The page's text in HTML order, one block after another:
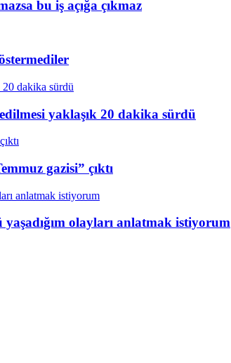
bu iş açığa çıkmaz
yaklaşık 20 dakika sürdü
gazisi” çıktı
olayları anlatmak istiyorum